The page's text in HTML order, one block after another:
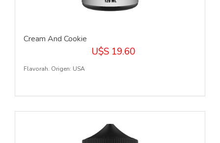
Cream And Cookie
U$S 19.60
Flavorah. Origen: USA